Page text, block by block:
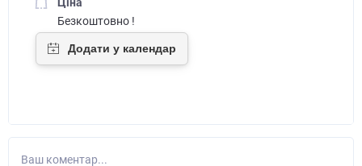
Ціна
Безкоштовно !
Ваш коментар...